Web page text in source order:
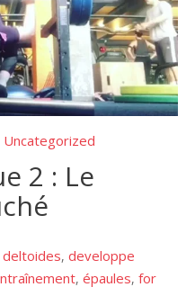
Uncategorized
2 : Le
deltoides,developpe
,épaules,for